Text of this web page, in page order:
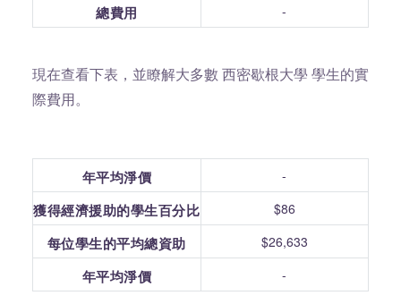
總費用 -
現在查看下表，並瞭解大多數 西密歇根大學 學生的實
際費用。
年平均淨價 -
獲得經濟援助的學生百分比 $86
每位學生的平均總資助 $26,633
年平均淨價 -